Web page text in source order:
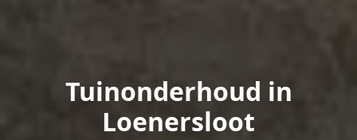
Tuinonderhoud in
Loenersloot